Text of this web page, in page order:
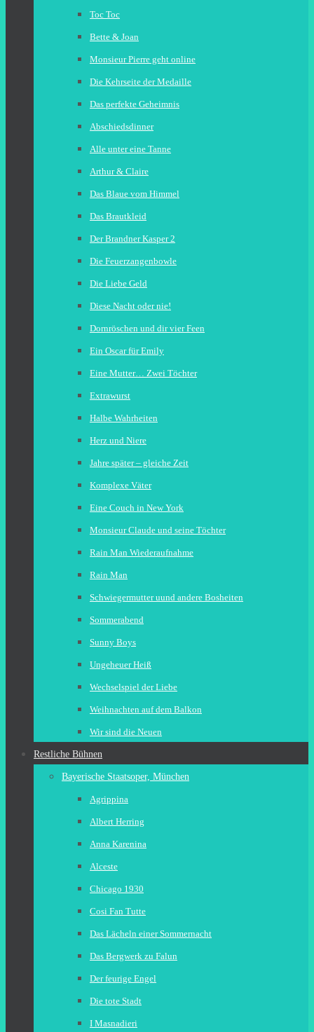
Toc Toc
Bette & Joan
Monsieur Pierre geht online
Die Kehrseite der Medaille
Das perfekte Geheimnis
Abschiedsdinner
Alle unter eine Tanne
Arthur & Claire
Das Blaue vom Himmel
Das Brautkleid
Der Brandner Kasper 2
Die Feuerzangenbowle
Die Liebe Geld
Diese Nacht oder nie!
Dornröschen und dir vier Feen
Ein Oscar für Emily
Eine Mutter… Zwei Töchter
Extrawurst
Halbe Wahrheiten
Herz und Niere
Jahre später – gleiche Zeit
Komplexe Väter
Eine Couch in New York
Monsieur Claude und seine Töchter
Rain Man Wiederaufnahme
Rain Man
Schwiegermutter uund andere Bosheiten
Sommerabend
Sunny Boys
Ungeheuer Heiß
Wechselspiel der Liebe
Weihnachten auf dem Balkon
Wir sind die Neuen
Restliche Bühnen
Bayerische Staatsoper, München
Agrippina
Albert Herring
Anna Karenina
Alceste
Chicago 1930
Cosi Fan Tutte
Das Lächeln einer Sommernacht
Das Bergwerk zu Falun
Der feurige Engel
Die tote Stadt
I Masnadieri